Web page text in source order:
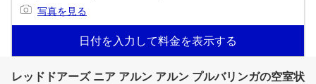
写真を見る
日付を入力して料金を表示する
レッドドアーズ ニア アルン アルン プルバリンガの空室状